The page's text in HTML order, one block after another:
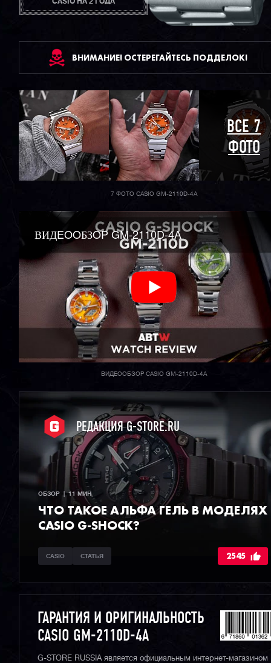
CASIO НА 2 ГОДА
ВНИМАНИЕ! ОСТЕРЕГАЙТЕСЬ ПОДДЕЛОК!
ВСЕ 7
ФОТО
7 ФОТО CASIO GM-2110D-4A
ВИДEOOБЗOP GM-2110D-4A
ВИДЕООБЗОР CASIO GM-2110D-4A
РЕДАКЦИЯ G-STORE.RU
ОБЗОР  |  11 МИН
ЧТО ТАКОЕ АЛЬФА ГЕЛЬ В МОДЕЛЯХ
CASIO G-SHOCK?
CASIO СТАТЬЯ 2545
ГАРАНТИЯ И ОРИГИНАЛЬНОСТЬ
CASIO GM-2110D-4A
G-STORE RUSSIA является официальным интернет-магазином